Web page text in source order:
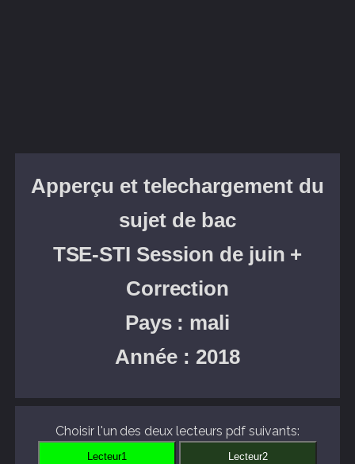
Apperçu et telechargement du
sujet de bac
TSE-STI Session de juin +
Correction
Pays : mali
Année : 2018
Choisir l'un des deux lecteurs pdf suivants: